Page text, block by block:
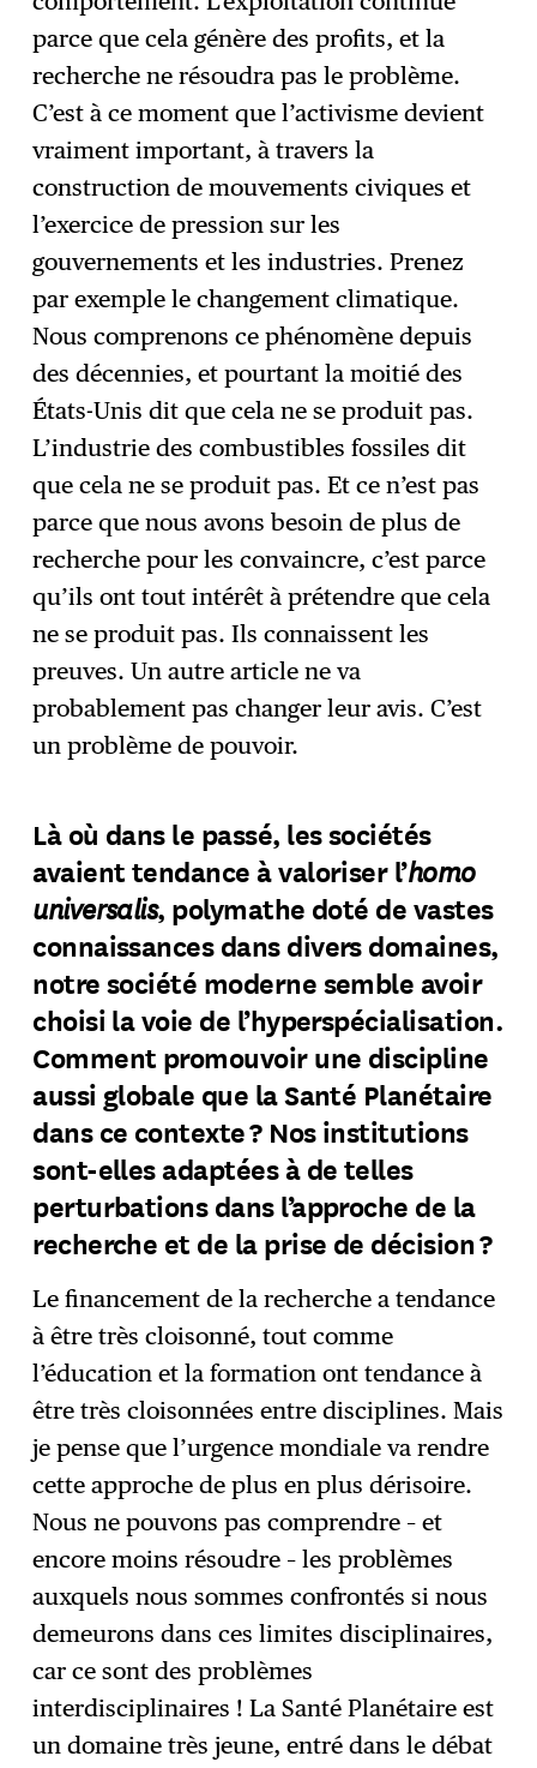
parce que cela génère des profits, et la
recherche ne résoudra pas le problème.
C’est à ce moment que l’activisme devient
vraiment important, à travers la
construction de mouvements civiques et
l’exercice de pression sur les
gouvernements et les industries. Prenez
par exemple le changement climatique.
Nous comprenons ce phénomène depuis
des décennies, et pourtant la moitié des
États-Unis dit que cela ne se produit pas.
L’industrie des combustibles fossiles dit
que cela ne se produit pas. Et ce n’est pas
parce que nous avons besoin de plus de
recherche pour les convaincre, c’est parce
qu’ils ont tout intérêt à prétendre que cela
ne se produit pas. Ils connaissent les
preuves. Un autre article ne va
probablement pas changer leur avis. C’est
un problème de pouvoir.
Là où dans le passé, les sociétés
avaient tendance à valoriser l’homo
universalis, polymathe doté de vastes
connaissances dans divers domaines,
notre société moderne semble avoir
choisi la voie de l’hyperspécialisation.
Comment promouvoir une discipline
aussi globale que la Santé Planétaire
dans ce contexte ? Nos institutions
sont-elles adaptées à de telles
perturbations dans l’approche de la
recherche et de la prise de décision ?
Le financement de la recherche a tendance
à être très cloisonné, tout comme
l’éducation et la formation ont tendance à
être très cloisonnées entre disciplines. Mais
je pense que l’urgence mondiale va rendre
cette approche de plus en plus dérisoire.
Nous ne pouvons pas comprendre – et
encore moins résoudre – les problèmes
auxquels nous sommes confrontés si nous
demeurons dans ces limites disciplinaires,
car ce sont des problèmes
interdisciplinaires ! La Santé Planétaire est
un domaine très jeune, entré dans le débat